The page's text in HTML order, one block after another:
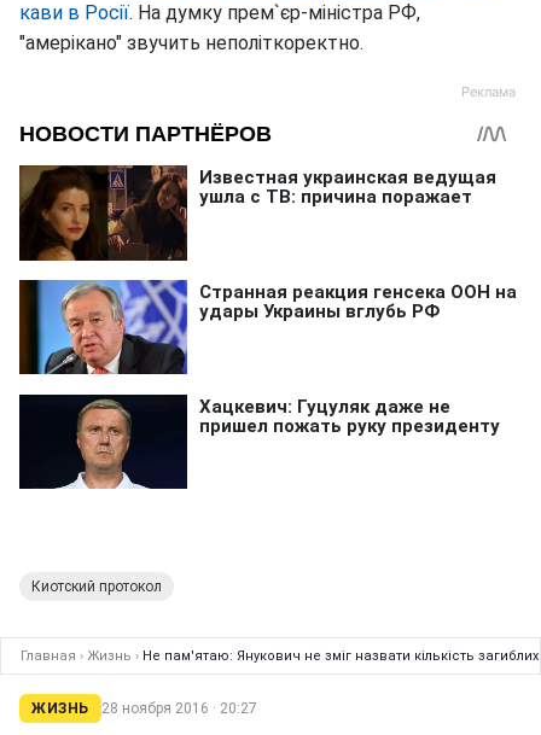
кави в Росії. На думку прем`єр-міністра РФ,
"амерікано" звучить неполіткоректно.
Киотский протокол
Главная › Жизнь › Не пам'ятаю: Янукович не зміг назвати кількість
ЖИЗНЬ 28 ноября 2016 · 20:27